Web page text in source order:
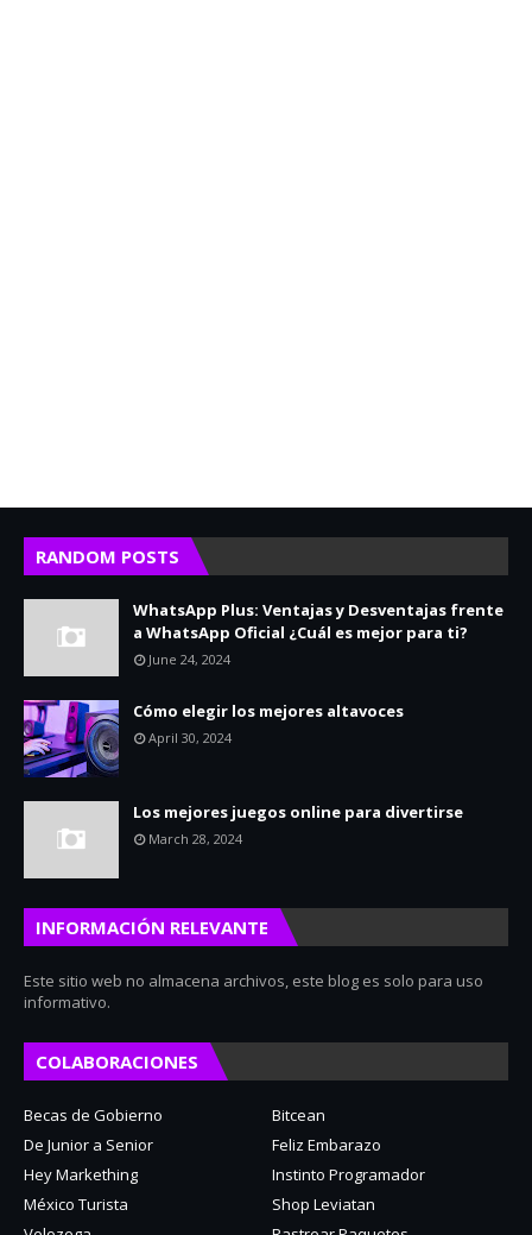
RANDOM POSTS
WhatsApp Plus: Ventajas y Desventajas frente
a WhatsApp Oficial ¿Cuál es mejor para ti?
June 24, 2024
Cómo elegir los mejores altavoces
April 30, 2024
Los mejores juegos online para divertirse
March 28, 2024
INFORMACIÓN RELEVANTE
Este sitio web no almacena archivos, este blog es solo para uso
informativo.
COLABORACIONES
Becas de Gobierno
Bitcean
De Junior a Senior
Feliz Embarazo
Hey Markething
Instinto Programador
México Turista
Shop Leviatan